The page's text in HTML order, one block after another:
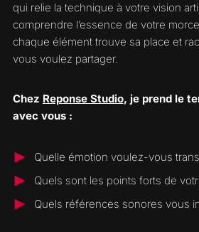
qui relie la technique à votre vision
comprendre l’essence de votre
chaque élément trouve sa place et
vous voulez partager.
Chez Reponse Studio, je prend le
avec vous :
Quelle émotion voulez-vous
Quels sont les points forts de
Quels références sonores vous